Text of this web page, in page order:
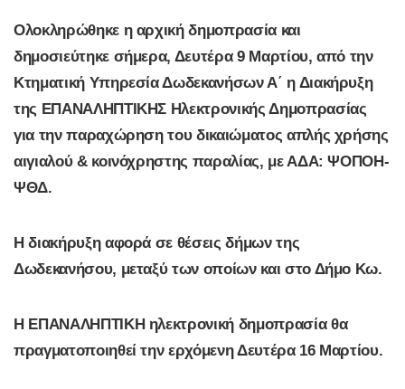
Ολοκληρώθηκε η αρχική δημοπρασία και
δημοσιεύτηκε σήμερα, Δευτέρα 9 Μαρτίου, από την
Κτηματική Υπηρεσία Δωδεκανήσων Α΄ η Διακήρυξη
της ΕΠΑΝΑΛΗΠΤΙΚΗΣ Ηλεκτρονικής Δημοπρασίας
για την παραχώρηση του δικαιώματος απλής χρήσης
αιγιαλού & κοινόχρηστης παραλίας, μεΑΔΑ: ΨΟΠΟΗ-
ΨΘΔ.
Η διακήρυξη αφορά σε θέσεις δήμων της
Δωδεκανήσου, μεταξύ των οποίων και στο Δήμο Κω.
Η ΕΠΑΝΑΛΗΠΤΙΚΗ ηλεκτρονική δημοπρασία θα
πραγματοποιηθεί την ερχόμενη Δευτέρα 16 Μαρτίου.